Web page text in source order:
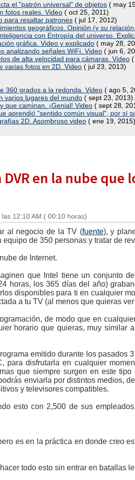
el "patrón universal" de objetos ( may
fotos reales. Video ( oct 25, 2011)
para resaltar patrones ( jul 17, 2012)
geográficos. Opinión (y su
con Entropía del universo.
gráfica. Video y explicado ( may 28,
analizando señales WiFi. Video ( jun 6,
de alta velocidad para cámaras. Video
varias fotos en 2D. Video ( jul 23, 2013)
360 grados a la redonda. Video ( ago 5,
varios lugares del mundo ( sept 23, 2013)
que caminan. ¡Genial! Video ( sept 28,
aprendió "sentido común visual", por sí
2D. Asombroso video ( ene 19, 2015)
DVR en la nube
12:10 AM ( 00:10 horas)
al negocio de la TV (fuente), y
equipo de 350 personas y tratar de
de Internet.
que Intel tiene un conjunto
horas, los 365 días del año)
disponibles para ti en cualquier
a tu TV (al menos que quieras
de modo que en
horario que quieras, muy similar
emitido durante los pasados
para disfrutarla en cualquier
que siempre surgen en este
enviarla por distintos medios,
y televisores compatibles.
esto con 2,500 de sus
es en la práctica en donde creo
todo esto sin entrar en batallas